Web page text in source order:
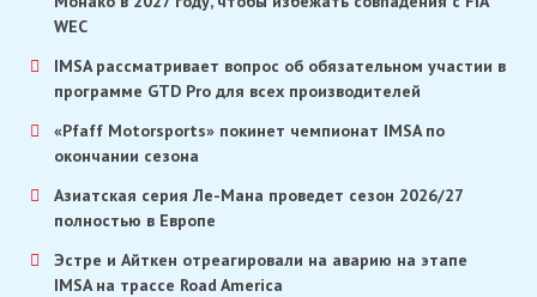
WEC
IMSA рассматривает вопрос об обязательном участии в
программе GTD Pro для всех производителей
«Pfaff Motorsports» покинет чемпионат IMSA по
окончании сезона
Азиатская серия Ле-Мана проведет сезон 2026/27
полностью в Европе
Эстре и Айткен отреагировали на аварию на этапе
IMSA на трассе Road America